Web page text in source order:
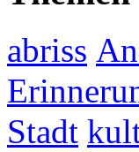
abriss
Stadt